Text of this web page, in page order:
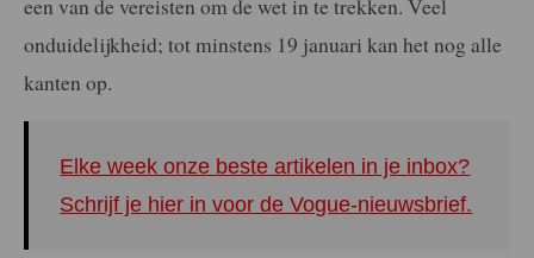
onduidelijkheid; tot minstens 19 januari kan het nog alle
kanten op.
Elke week onze beste artikelen in je inbox?
Schrijf je hier in voor de Vogue-nieuwsbrief.